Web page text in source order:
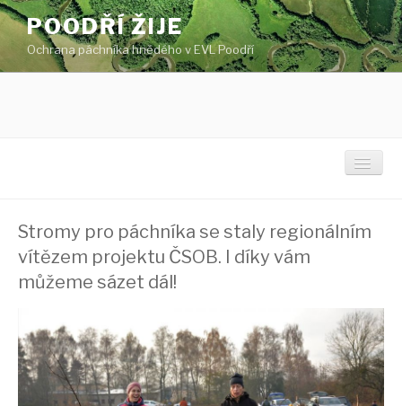
Přejít
obsahu
webu
POODŘÍ ŽIJE
Ochrana páchníka hnědého v EVL Poodří
Titulní stránka
Novinky
Projektové území
Kdo je páchník hnědý?
O projektu
Stromy pro páchníka se staly regionálním
vítězem projektu ČSOB. I díky vám
můžeme sázet dál!